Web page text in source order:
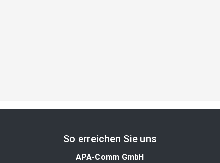
So erreichen Sie uns
APA-Comm GmbH